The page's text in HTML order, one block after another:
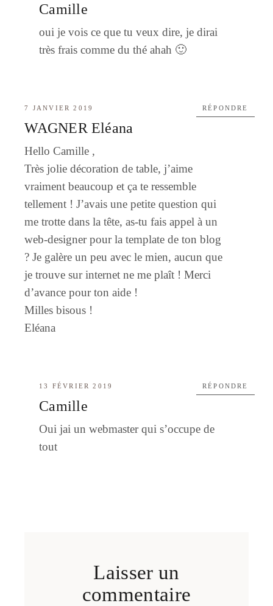
Camille
oui je vois ce que tu veux dire, je dirai
très frais comme du thé ahah 🙂
7 JANVIER 2019
WAGNER Eléana
Hello Camille ,
Très jolie décoration de table, j’aime
vraiment beaucoup et ça te ressemble
tellement ! J’avais une petite question qui
me trotte dans la tête, as-tu fais appel à un
web-designer pour la template de ton blog
? Je galère un peu avec le mien, aucun que
je trouve sur internet ne me plaît ! Merci
d’avance pour ton aide !
Milles bisous !
Eléana
RÉPONDRE
13 FÉVRIER 2019
Camille
Oui jai un webmaster qui s’occupe de
tout
RÉPONDRE
Laisser un
commentaire